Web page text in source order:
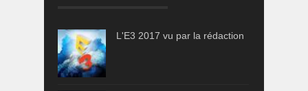
L'E3 2017 vu par la rédaction